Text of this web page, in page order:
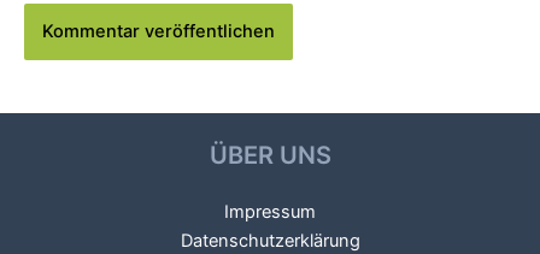
ÜBER UNS
Impressum
Datenschutzerklärung